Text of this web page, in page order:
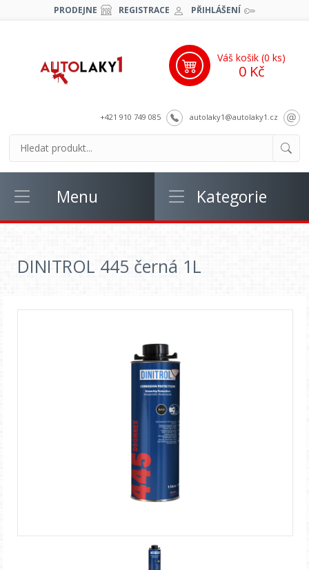
PRODEJNE REGISTRACE PŘIHLÁŠENÍ
+421 910 749 085 autolaky1@autolaky1.cz
Váš košik (0 ks)
0 Kč
Menu Kategorie
DINITROL 445 černá 1L